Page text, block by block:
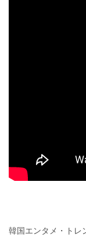
韓国エンタメ・トレ